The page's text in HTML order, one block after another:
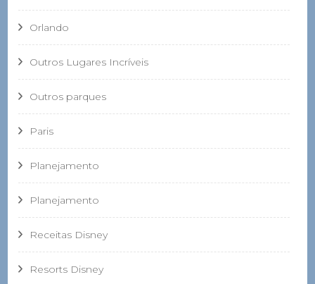
Orlando
Outros Lugares Incríveis
Outros parques
Paris
Planejamento
Planejamento
Receitas Disney
Resorts Disney